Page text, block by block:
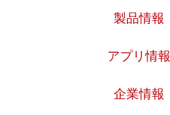
製品情報
アプリ情報
企業情報